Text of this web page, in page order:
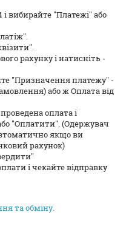
вибирайте "Платежі" або
рахунку і натисніть -
"Призначення платежу" -
або ж Оплата від
оплата і
"Оплатити". (Одержувач
якщо ви
рахунок)
і чекайте відправку
та обмiну.